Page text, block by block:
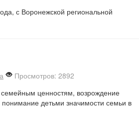
с Воронежской региональной
Просмотров: 2892
ценностям, возрождение
детьми значимости семьи в